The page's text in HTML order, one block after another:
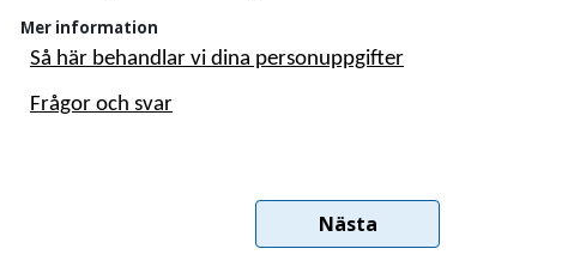
Mer information
Så här behandlar vi dina personuppgifter
Frågor och svar
Nästa